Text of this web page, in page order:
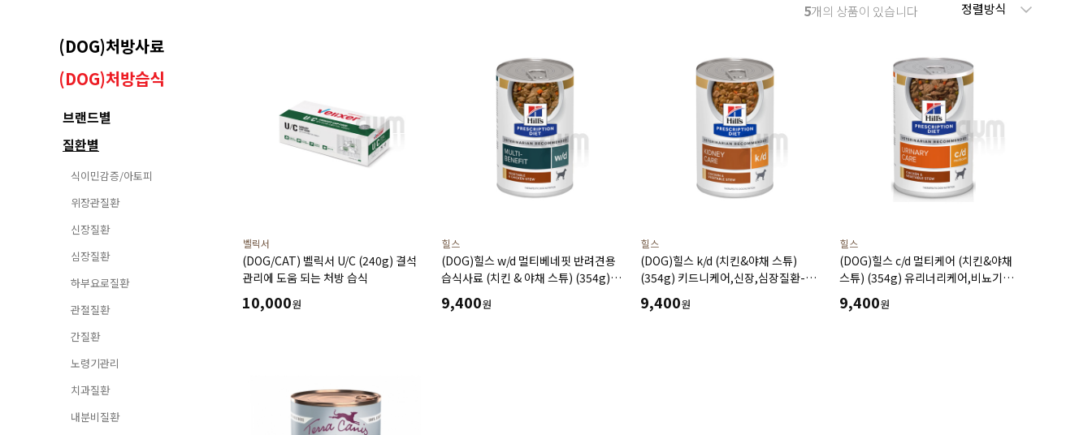
5개의 상품이 있습니다 정렬방식
(DOG)처방사료
(DOG)처방습식
브랜드별
질환별
식이민감증/아토피
위장관질환
신장질환
심장질환
하부요로질환
관절질환
간질환
노령기관리
치과질환
내분비질환
벨릭서
(DOG/CAT) 벨릭서 U/C (240g) 결석
관리에 도움 되는 처방 습식
10,000원
힐스
(DOG)힐스 w/d 멀티베네핏 반려견용
습식사료 (치킨 & 야채 스튜) (354g)
소화기건강,체중관리,혈당관리,
비뇨기관리-처방습식,처방캔
9,400원
힐스
(DOG)힐스 k/d (치킨&야채 스튜)
(354g) 키드니케어,신장,심장질환-
처방습식,처방캔
9,400원
힐스
(DOG)힐스 c/d 멀티케어 (치킨&야채
스튜) (354g) 유리너리케어,비뇨기
관리,하부요로관리,결석관리-처방습식,
처방캔
9,400원